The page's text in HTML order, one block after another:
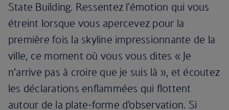
State Building. Ressentez l'émotion qui vous
étreint lorsque vous apercevez pour la
première fois la skyline impressionnante de la
ville, ce moment où vous vous dites « Je
n’arrive pas à croire que je suis là », et écoutez
les déclarations enflammées qui flottent
autour de la plate-forme d’observation. Si